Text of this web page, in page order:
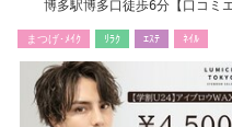
博多駅博多口徒歩6分【口コミ
まつげ･ﾒｲｸ ﾘﾗｸ ｴｽﾃ ﾈｲﾙ